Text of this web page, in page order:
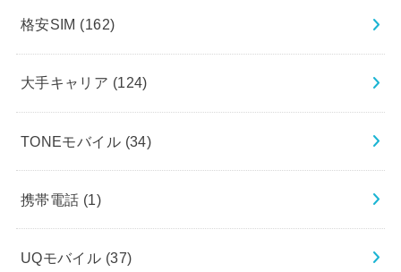
格安SIM (162)
大手キャリア (124)
TONEモバイル (34)
携帯電話 (1)
UQモバイル (37)